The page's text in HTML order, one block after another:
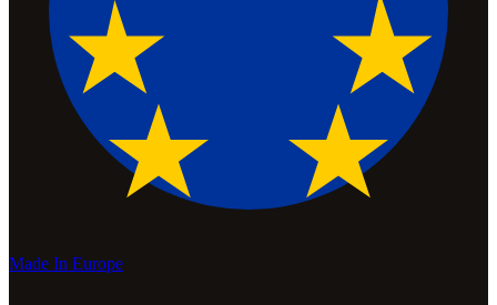
Made In Europe